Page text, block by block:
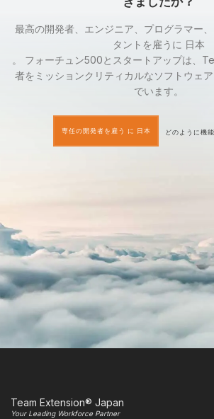
最高の開発者、エンジニア、プログラマー
タントを雇うに 日本
。 フォーチュン500とスタートアップは、
者をミッションクリティカルなソフトウェ
でいます。
専任の開発者を雇う に 日本 どのように機
Team Extension® Japan
Your Leading Workforce Partner